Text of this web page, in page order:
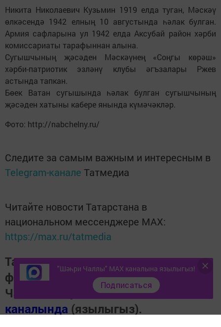
Никита Николаевич Кузьмин 1919 елда туган, Мәскәү
өлкәсендә 1942 елның 10 августында һәлак булган.
Армия сафларына ул 1942 елда Аксубай район хәрби
комиссариаты тарафыннан алына.
Сугышчының җәсәден Мәскәүнең «Соңгы көрәш»
хәрби-патриотик эзләнү клубы әгъзалары Ржев
астында тапкан.
Бөек Ватан сугышында һәлак булган сугышчының
җәсәден хатыны кабере янында күмәчәкләр.
Фото: http://nabchelny.ru/
Следите за самым важным и интересным в
Telegram-канале Татмедиа
Читайте новости Татарстана в
национальном мессенджере MАХ:
https://max.ru/tatmedia
Тагы да кызыклырак яңалыклар,
фото һәм видеолар «Шәһри
Чаллы»ның
MAX
каналында (язылыгыз).
"Шәһри Чаллы" MAX каналына язылыгыз!
Подписаться